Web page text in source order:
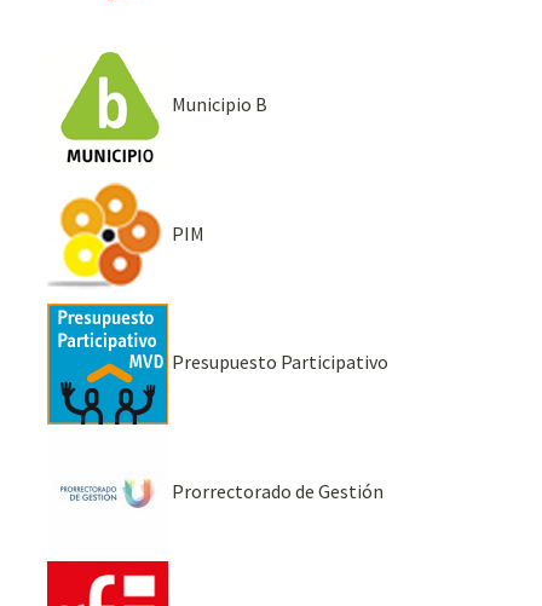
Municipio B
PIM
Presupuesto Participativo
Prorrectorado de Gestión